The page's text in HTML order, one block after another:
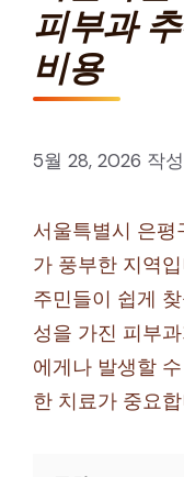
피부과
비용
5월 28, 2026 작
서울특별시 은평
가 풍부한 지역
주민들이 쉽게
성을 가진 피부
에게나 발생할
한 치료가 중요